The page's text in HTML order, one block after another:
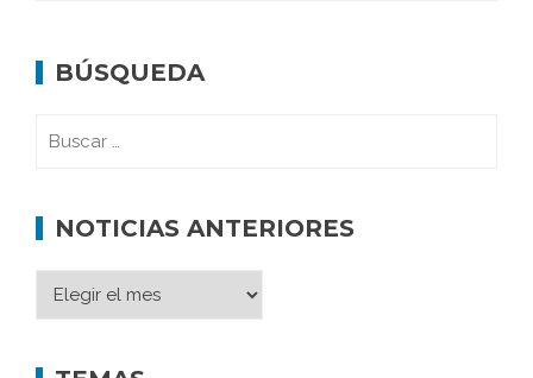
BÚSQUEDA
NOTICIAS ANTERIORES